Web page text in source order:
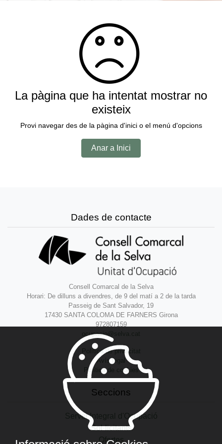
La pàgina que ha intentat mostrar no
existeix
Provi navegar des de la pàgina d'inici o el menú d'opcions
Anar a Inici
Dades de contacte
Consell Comarcal de la Selva
Horari: De dilluns a divendres, de 9 del matí a 2 de la tarda
Passeig de Sant Salvador, 19
17430 SANTA COLOMA DE FARNERS Girona
972807159
ocupacio@selva.cat
Política de privacitat
Avís legal
Política de cookies
Seccions
Servei Integral d'Ocupació
Sol·licitants
Ofertes